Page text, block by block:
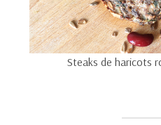
Steaks de haricots